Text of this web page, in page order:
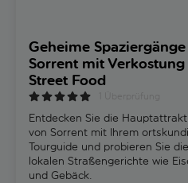
Geheime
Sorrent mit Verkostung
Street Food
Entdecken Sie die
von Sorrent mit Ihrem
Tourguide und probieren Sie die
lokalen Straßengerichte wie
und Gebäck.